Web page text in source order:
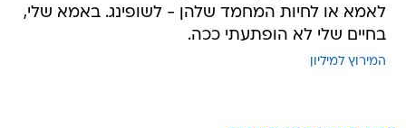
לאמא או לחיות המחמד שלהן - לשופינג. באמא שלי,
בחיים שלי לא הופתעתי ככה.
המירוץ למיליון